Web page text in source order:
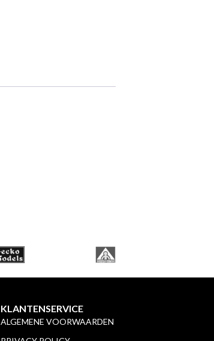
KLANTENSERVICE
ALGEMENE VOORWAARDEN